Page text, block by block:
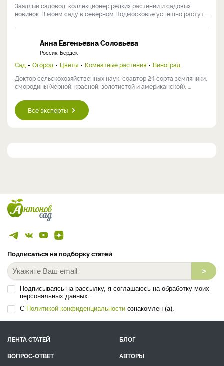
Заядлый садовод, коллекционер редких растений и садовых
новинок. В моем саду в северном Подмосковье успешно растут ...
Анна Евгеньевна Соловьева
Россия, Бердск
Сад Огород Цветы Комнатные растения
Виноград
Доктор сельскохозяйственных наук, соавтор 24 сорта земляники,
смородины (чёрной, красной, золотистой и американской), ...
Все эксперты
Подписаться на подборку статей
>
Подписываясь на рассылку, я соглашаюсь на обработку моих
персональных данных.
С Политикой конфиденциальности ознакомлен (а).
ЛЕНТА СТАТЕЙ
БЛОГ
ВОПРОС-ОТВЕТ
АВТОРЫ